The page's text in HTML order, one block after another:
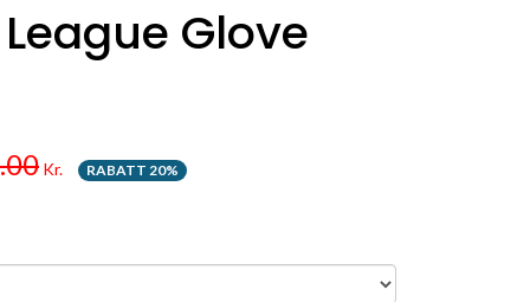
Glove
Kr. RABATT 20%